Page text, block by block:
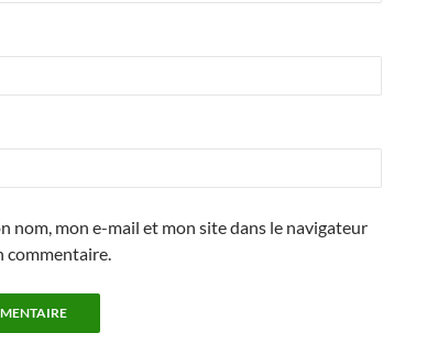
nom, mon e-mail et mon site dans le navigateur
commentaire.